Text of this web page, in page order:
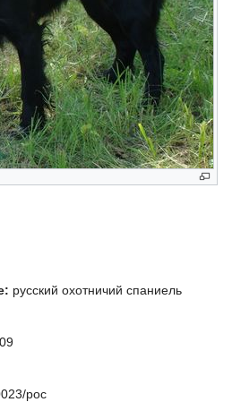
русский охотничий спаниель
рос